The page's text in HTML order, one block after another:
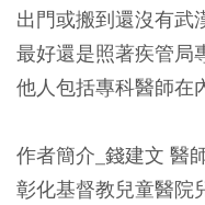
出門或搬到還沒有武
最好還是照著疾管局
他人包括專科醫師在
作者簡介_錢建文 醫
彰化基督教兒童醫院